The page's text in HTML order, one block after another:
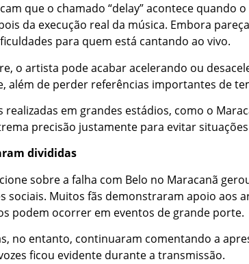
que o chamado “delay” acontece quando
da execução real da música. Embora
para quem está cantando ao vivo.
o artista pode acabar acelerando ou
além de perder referências importantes de
realizadas em grandes estádios, como o
precisão justamente para evitar
divididas
sobre a falha com Belo no Maracanã
sociais. Muitos fãs demonstraram apoio aos
podem ocorrer em eventos de grande porte.
no entanto, continuaram comentando a
ficou evidente durante a transmissão.